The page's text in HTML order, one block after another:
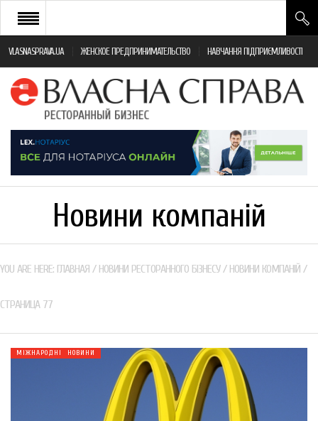
VLASNASPRAVA.UA ЖЕНСКОЕ ПРЕДПРИНИМАТЕЛЬСТВО НАВЧАННЯ ПІДПРИЄМЛИВОСТІ
НОВИНИ РЕСТОРАННОГО БІЗНЕСУ
ЯК ВІДКРИТИ ТА УСПІШНО КЕРУВАТИ
МОНІТОРИНГ ЗАКОНОДАВСТВА
ФРАНЧАЙЗИНГНовини компаній
YOU ARE HERE: ГЛАВНАЯ / НОВИНИ РЕСТОРАННОГО БІЗНЕСУ / НОВИНИ КОМПАНІЙ /
СТРАНИЦА 77
МІЖНАРОДНІ НОВИНИ